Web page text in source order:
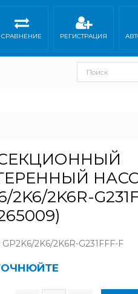
СРАВНЕНИЕ
РЕГИСТРАЦИЯ
2K6/2K6R-
2K6/2K6R-G231FFF-F